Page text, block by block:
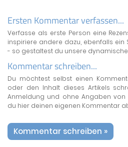
Ersten Kommentar verfassen...
Verfasse als erste Person eine
inspiriere andere dazu, ebenfalls
- so gestaltest du unsere
Kommentar schreiben...
Du möchtest selbst einen
oder den Inhalt dieses Artikels
Anmeldung und ohne Angaben von
du hier deinen eigenen Kommentar
Kommentar schreiben »